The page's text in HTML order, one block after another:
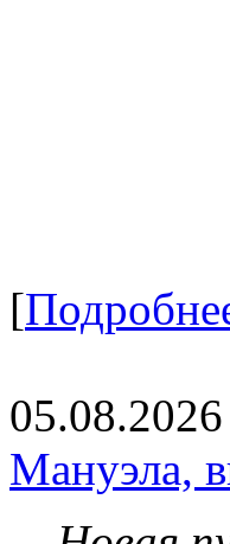
[
05.08.2026
Мануэла,